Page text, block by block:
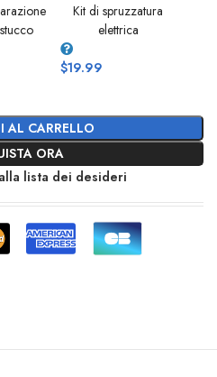
Kit di spruzzatura
elettrica
$19.99
AL CARRELLO
ORA
lista dei desideri